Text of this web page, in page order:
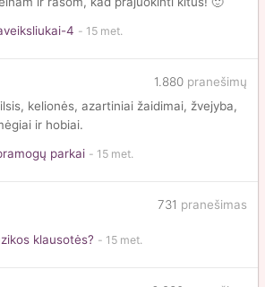
4
kelionės, azartiniai žaidimai, žvejyba,
ir hobiai.
1.880 pranešimų
parkai
731 pranešimas
klausotės?